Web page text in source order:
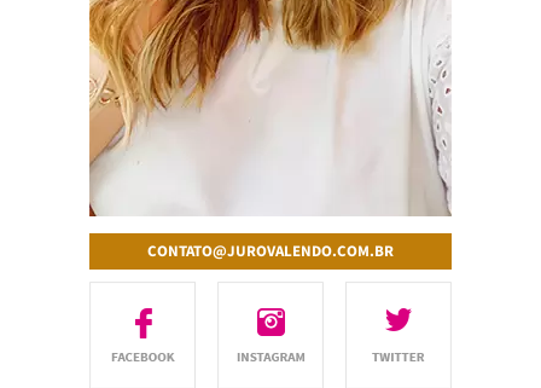
CONTATO@JUROVALENDO.COM.BR